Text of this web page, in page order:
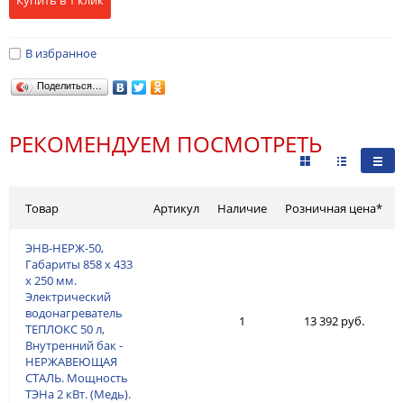
В избранное
Поделиться…
РЕКОМЕНДУЕМ ПОСМОТРЕТЬ
Товар
ЭНВ-НЕРЖ-50,
Габариты 858 х 433
х 250 мм.
Электрический
водонагреватель
ТЕПЛОКС 50 л,
Внутренний бак -
НЕРЖАВЕЮЩАЯ
СТАЛЬ. Мощность
ТЭНа 2 кВт. (Медь).
Артикул Наличие Розничная цена*
1 13 392 руб.